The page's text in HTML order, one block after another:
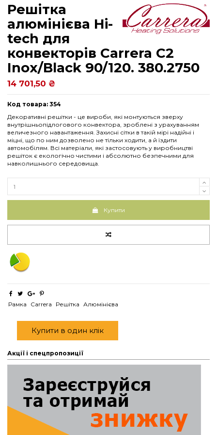
Решітка
алюмінієва Hi-
tech для
конвекторів Carrera C2
Inox/Black 90/120. 380.2750
14 701,50 ₴
Код товара: 354
Декоративні решітки - це вироби, які монтуються зверху
внутрішньопідлогового конвектора, зроблені з урахуванням
величезного навантаження. Захисні сітки в такій мірі надійні і
міцні, що по ним дозволено не тільки ходити, а й їздити
автомобілям. Всі матеріали, які застосовують у виробництві
решіток є екологічно чистими і абсолютно безпечними для
навколишнього середовища.
Купити
Рамка Carrera Решітка Алюмінієва
Купити в один клік
Акції і спецпропозиції